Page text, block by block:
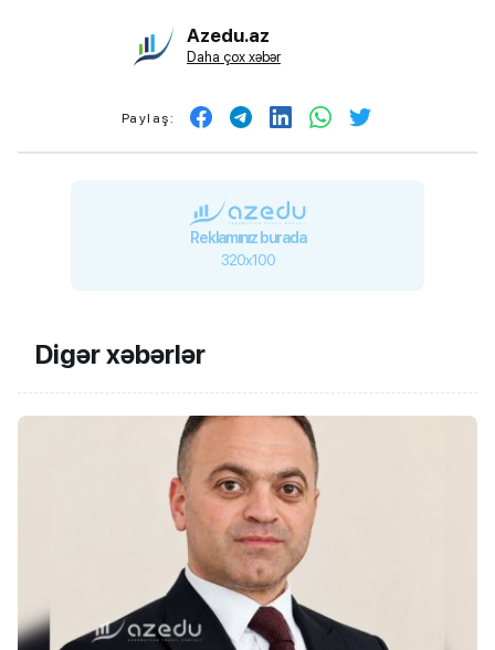
Azedu.az
Daha çox xəbər
Paylaş:
Reklamınız burada
320x100
Digər xəbərlər